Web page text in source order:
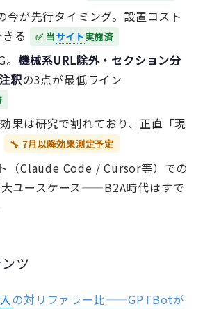
今が先行タイミング。設置コスト
る
✅ 当サイト実施済
機械系URL除外・セクション分
釈の3点が最低ライン
果は研究で割れており、正直「現
🔧 7月以降効果測定予定
（Claude Code / Cursor等）での
ユースケース——B2A時代はすで
ツ
の対リファラー比——GPTBotが